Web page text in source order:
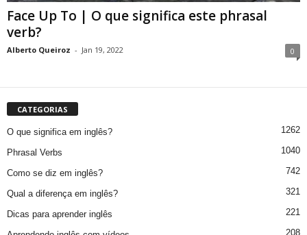
Face Up To | O que significa este phrasal
verb?
Alberto Queiroz - Jan 19, 2022 0
CATEGORIAS
O que significa em inglês? 1262
Phrasal Verbs 1040
Como se diz em inglês? 742
Qual a diferença em inglês? 321
Dicas para aprender inglês 221
208